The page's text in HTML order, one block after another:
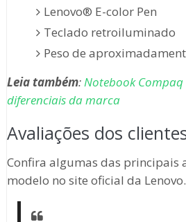
Lenovo® E-color Pen
Teclado retroiluminado
Peso de
Leia também:Notebook Compaq
diferenciais da marca
Avaliações dos
Confira algumas das principais
modelo no site oficial da Lenovo.